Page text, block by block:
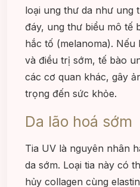
loại ung thư da như ung
đáy, ung thư biểu mô tế
hắc tố (melanoma).
và điều trị sớm, tế bào
các cơ quan khác, gây
trọng đến sức khỏe.
Da lão hoá sớm
Tia UV là nguyên nhân
da sớm. Loại tia này có
hủy collagen cùng